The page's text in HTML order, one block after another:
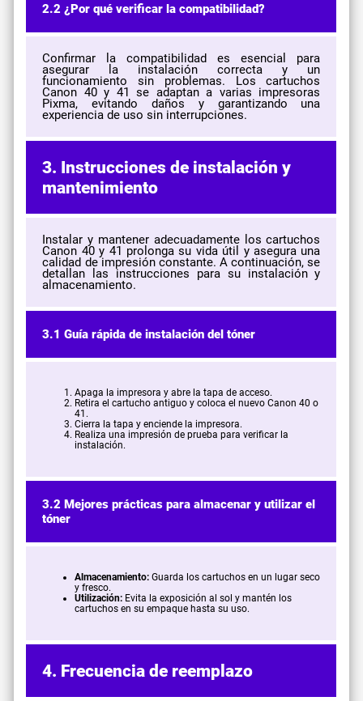
2.2 ¿Por qué verificar la compatibilidad?
Confirmar la compatibilidad es esencial para
asegurar la instalación correcta y un
funcionamiento sin problemas. Los cartuchos
Canon 40 y 41 se adaptan a varias impresoras
Pixma, evitando daños y garantizando una
experiencia de uso sin interrupciones.
3. Instrucciones de instalación y
mantenimiento
Instalar y mantener adecuadamente los cartuchos
Canon 40 y 41 prolonga su vida útil y asegura una
calidad de impresión constante. A continuación, se
detallan las instrucciones para su instalación y
almacenamiento.
3.1 Guía rápida de instalación del tóner
Apaga la impresora y abre la tapa de acceso.
Retira el cartucho antiguo y coloca el nuevo Canon 40 o
41.
Cierra la tapa y enciende la impresora.
Realiza una impresión de prueba para verificar la
instalación.
3.2 Mejores prácticas para almacenar y utilizar el
tóner
Almacenamiento: Guarda los cartuchos en un lugar seco
y fresco.
Utilización: Evita la exposición al sol y mantén los
cartuchos en su empaque hasta su uso.
4. Frecuencia de reemplazo